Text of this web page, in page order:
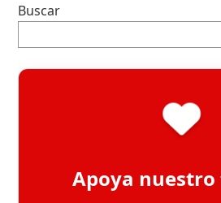
Buscar
Apoya